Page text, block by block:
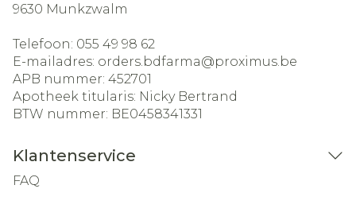
9630 Munkzwalm
Telefoon: 055 49 98 62
E-mailadres: orders.bdfarma@proximus.be
APB nummer: 452701
Apotheek titularis: Nicky Bertrand
BTW nummer: BE0458341331
Klantenservice
FAQ